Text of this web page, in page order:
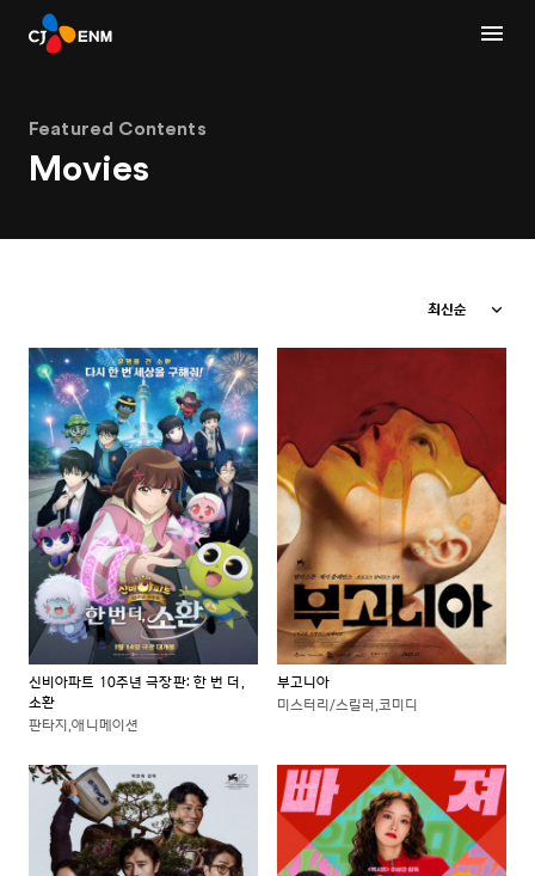
Featured Contents
Movies
최신순
신비아파트 10주년 극장판: 한 번 더,
소환
판타지,애니메이션
부고니아
미스터리/스릴러,코미디